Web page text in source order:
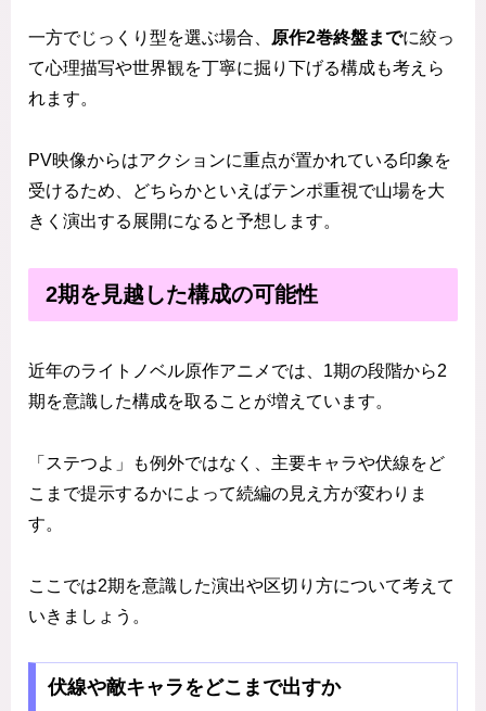
一方でじっくり型を選ぶ場合、 原作2巻終盤までに絞っ
て心理描写や世界観を丁寧に掘り下げる構成も考えら
れます。
PV映像からはアクションに重点が置かれている印象を
受けるため、どちらかといえばテンポ重視で山場を大
きく演出する展開になると予想します。
2期を見越した構成の可能性
近年のライトノベル原作アニメでは、1期の段階から2
期を意識した構成を取ることが増えています。
「ステつよ」も例外ではなく、主要キャラや伏線をど
こまで提示するかによって続編の見え方が変わりま
す。
ここでは2期を意識した演出や区切り方について考えて
いきましょう。
伏線や敵キャラをどこまで出すか